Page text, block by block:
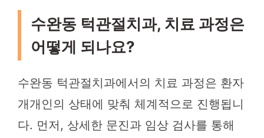
수완동 턱관절치과, 치료 과정은
어떻게 되나요?
수완동 턱관절치과에서의 치료 과정은 환자
개개인의 상태에 맞춰 체계적으로 진행됩니
다. 먼저, 상세한 문진과 임상 검사를 통해